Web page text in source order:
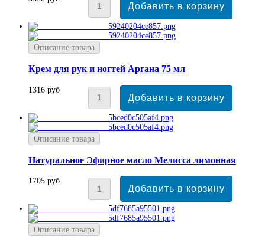
Описание товара
Крем для рук и ногтей Аргана 75 мл
1316 руб
Описание товара
Натуральное Эфирное масло Мелисса лимонная
1705 руб
Описание товара